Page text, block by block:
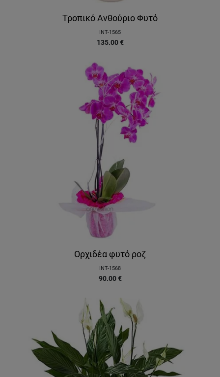
Τροπικό Ανθούριο Φυτό
INT-1565
135.00 €
Ορχιδέα φυτό ροζ
INT-1568
90.00 €